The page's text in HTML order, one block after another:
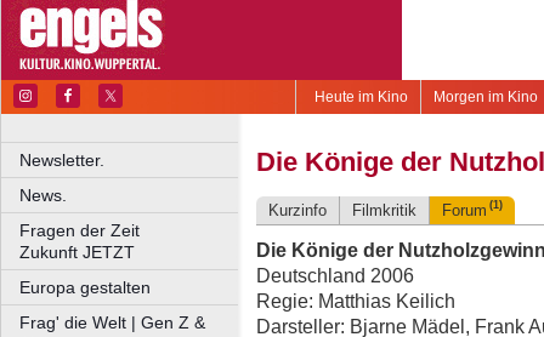
Morgen im Kino
Heute im Kino
Newsletter.
News.
Fragen der Zeit
Zukunft JETZT
Europa gestalten
Frag' die Welt | Gen Z &
Die Könige der
Kurzinfo Filmkritik Forum (1)
Die Könige der
Deutschland 2006
Regie: Matthias Keilich
Darsteller: Bjarne Mädel, Frank